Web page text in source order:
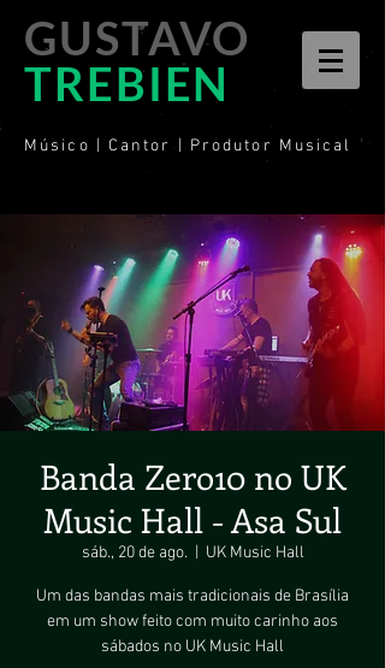
GUSTAVO
TREBIEN
Músico | Cantor | Produtor Musical
Banda Zero10 no UK
Music Hall - Asa Sul
sáb., 20 de ago. UK Music Hall
Um das bandas mais tradicionais de Brasília
em um show feito com muito carinho aos
sábados no UK Music Hall